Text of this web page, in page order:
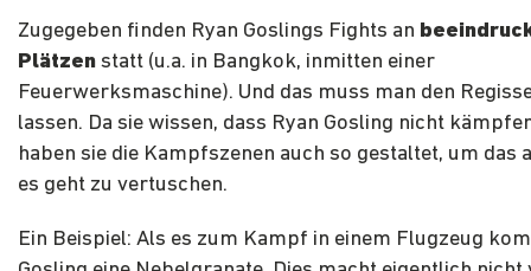
Zugegeben finden Ryan Goslings Fights an
Plätzen statt (u.a. in Bangkok, inmitten einer
Feuerwerksmaschine). Und das muss man den
lassen. Da sie wissen, dass Ryan Gosling nicht
haben sie die Kampfszenen auch so gestaltet, um das
es geht zu vertuschen.
Ein Beispiel: Als es zum Kampf in einem Flugzeug